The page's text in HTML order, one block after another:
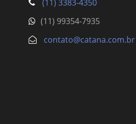
(11) 3383-4350
(11) 99354-7935
contato@catana.com.br